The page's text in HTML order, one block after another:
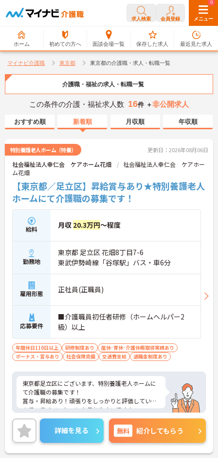
求人検索 会員登録 メニュー
ホーム 初めての方へ 面談会場一覧
0
保存した求人
0
最近見た求人
マイナビ介護職 東京都 東京都の介護職・求人・転職一覧
介護職・福祉の求人・転職一覧
この条件の介護・福祉求人数 16件 ＋非公開求人
おすすめ順 新着順 月収順 年収順
特別養護老人ホーム（特養） 更新日：2026年08月06日
社会福祉法人幸仁会 ケアホーム花畑
社会福祉法人幸仁会 ケアホー
ム花畑
【東京都／足立区】昇給賞与あり★特別養護老人
ホームにて介護職の募集です！
給料 月収 20.3万円～程度
勤務地
東京都 足立区 花畑8丁目7-6
東武伊勢崎線「谷塚駅」バス・車6分
雇用形態 正社員(正職員)
応募要件
■介護職員初任者研修（ホームヘルパー2
級）以上
年間休日110日以上 研修制度あり
産休･育休･介護休暇取得実績あり
ボーナス・賞与あり
社会保険完備 交通費支給 退職金制度あり
東京都足立区にございます、特別養護老人ホームに
て介護職の募集です！
賞与・昇給あり！頑張りをしっかりと評価している
ので、モチベーションを保ちやすいです★
勤務体制はシフト制なので、ライフスタイルに合わ
せた働き方が可能！ご家庭をお持ちの方も働きやす
い環境が整っています◎
ご興味のある方は、マイナビ介護職までお問い合わ
せください。
詳細を見る 無料 紹介してもらう